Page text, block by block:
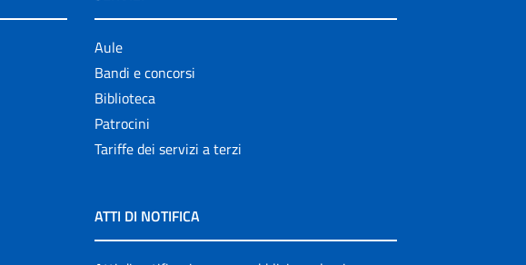
Aule
Bandi e concorsi
Biblioteca
Patrocini
Tariffe dei servizi a terzi
ATTI DI NOTIFICA